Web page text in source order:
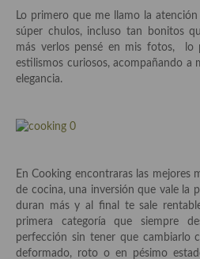
Ocio – restaurantes, bares, tabernas
Viajes eno-gastro-turísticos
En El Candelero
Recetas
Acompañamientos
Airfryer recetas
Lo primero que me llamo la
súper chulos, incluso tan bonitos
más verlos pensé en mis fotos, lo
estilismos curiosos, acompañando a
elegancia.
En Cooking encontraras las mejores
de cocina, una inversión que vale la
duran más y al final te sale
primera categoría que siempre
perfección sin tener que cambiarlo
deformado, roto o en pésimo